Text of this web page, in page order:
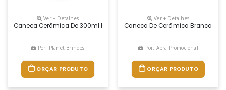
Ver + Detalhes
Caneca Cerâmica De 300ml Personalizada Em Sublimação.
Por: Planet Brindes
ORÇAR PRODUTO
Ver + Detalhes
Caneca De Cerâmica Branca De
Por: Abra Promocional
ORÇAR PRODUTO